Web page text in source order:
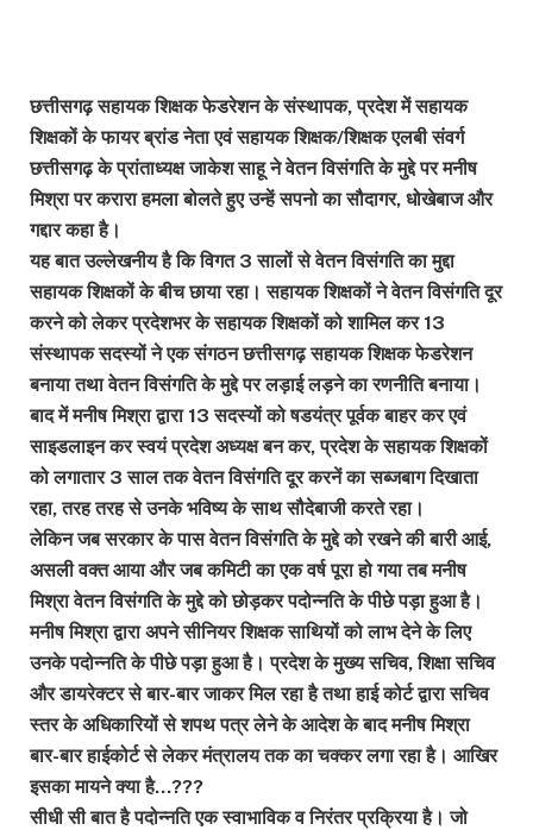
छत्तीसगढ़ सहायक शिक्षक फेडरेशन के संस्थापक, प्रदेश में सहायक
शिक्षकों के फायर ब्रांड नेता एवं सहायक शिक्षक/शिक्षक एलबी संवर्ग
छत्तीसगढ़ के प्रांताध्यक्ष जाकेश साहू ने वेतन विसंगति के मुद्दे पर मनीष
मिश्रा पर करारा हमला बोलते हुए उन्हें सपनो का सौदागर, धोखेबाज और
गद्दार कहा है।
यह बात उल्लेखनीय है कि विगत 3 सालों से वेतन विसंगति का मुद्दा
सहायक शिक्षकों के बीच छाया रहा। सहायक शिक्षकों ने वेतन विसंगति दूर
करने को लेकर प्रदेशभर के सहायक शिक्षकों को शामिल कर 13
संस्थापक सदस्यों ने एक संगठन छत्तीसगढ़ सहायक शिक्षक फेडरेशन
बनाया तथा वेतन विसंगति के मुद्दे पर लड़ाई लड़ने का रणनीति बनाया।
बाद में मनीष मिश्रा द्वारा 13 सदस्यों को षडयंत्र पूर्वक बाहर कर एवं
साइडलाइन कर स्वयं प्रदेश अध्यक्ष बन कर, प्रदेश के सहायक शिक्षकों
को लगातार 3 साल तक वेतन विसंगति दूर करनें का सब्जबाग दिखाता
रहा, तरह तरह से उनके भविष्य के साथ सौदेबाजी करते रहा।
लेकिन जब सरकार के पास वेतन विसंगति के मुद्दे को रखने की बारी आई,
असली वक्त आया और जब कमिटी का एक वर्ष पूरा हो गया तब मनीष
मिश्रा वेतन विसंगति के मुद्दे को छोड़कर पदोन्नति के पीछे पड़ा हुआ है।
मनीष मिश्रा द्वारा अपने सीनियर शिक्षक साथियों को लाभ देने के लिए
उनके पदोन्नति के पीछे पड़ा हुआ है। प्रदेश के मुख्य सचिव, शिक्षा सचिव
और डायरेक्टर से बार-बार जाकर मिल रहा है तथा हाई कोर्ट द्वारा सचिव
स्तर के अधिकारियों से शपथ पत्र लेने के आदेश के बाद मनीष मिश्रा
बार-बार हाईकोर्ट से लेकर मंत्रालय तक का चक्कर लगा रहा है। आखिर
इसका मायने क्या है…???
सीधी सी बात है पदोन्नति एक स्वाभाविक व निरंतर प्रक्रिया है। जो